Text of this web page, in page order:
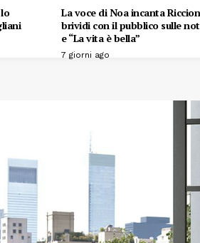
La voce di Noa incanta
brividi con il pubblico sulle
e “La vita è bella”
7 giorni ago